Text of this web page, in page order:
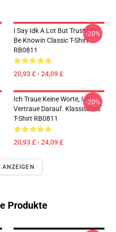
I Say Idk A Lot But Trust Me I
Be Knowin Classic T-Shirt
RB0811
20,93 £ - 24,09 £
-20%
Ich Traue Keine Worte, Ich
Vertraue Darauf. Klassisches
T-Shirt RB0811
20,93 £ - 24,09 £
-20%
ANZEIGEN
Produkte